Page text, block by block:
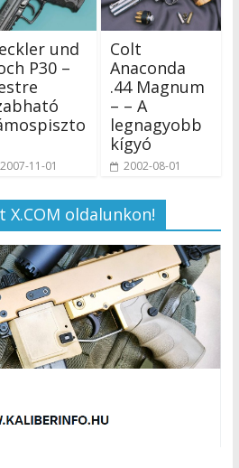
und
P30 –
2007-11-01
Colt
Anaconda
.44 Magnum
– – A
legnagyobb
kígyó
2002-08-01
X.COM oldalunkon!